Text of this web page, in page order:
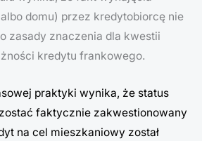
domu) przez kredytobiorcę nie
zasady znaczenia dla kwestii
kredytu frankowego.
praktyki wynika, że status
faktycznie zakwestionowany
na cel mieszkaniowy został